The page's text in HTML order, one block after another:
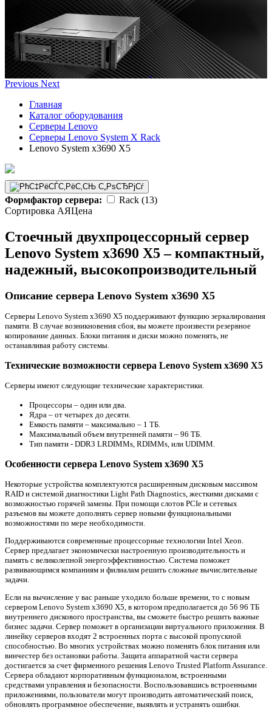
Previous Next
Главная
Каталог оборудования
Серверы Lenovo
Серверы Lenovo System X Rack
Lenovo System x3690 X5
Формфактор сервера:
Rack (13)
Сортировка АЯЦенa
Стоечный двухпроцессорный сервер
Lenovo System x3690 X5 – компактный,
надежный, высокопроизводительный
Описание сервера Lenovo System x3690 X5
Серверы Lenovo System x3690 X5 поддерживают функцию зеркалирования
памяти. В случае возникновения сбоя, вы можете произвести резервное
копирование данных. Блоки питания и диски можно поменять, не
останавливая работу системы.
Технические возможности сервера Lenovo System x3690 X5
Серверы имеют следующие технические характеристики.
Процессоры – один или два.
Ядра – от четырех до десяти.
Емкость памяти – максимально – 1 ТБ.
Максимальный объем внутренней памяти – 96 ТБ.
Тип памяти - DDR3 LRDIMMs, RDIMMs, или UDIMM.
Особенности сервера Lenovo System x3690 X5
Некоторые устройства комплектуются расширенным дисковым массивом
RAID и системой диагностики Light Path Diagnostics, жесткими дисками с
возможностью горячей замены. При помощи слотов PCIe и сетевых
разъемов вы можете дополнять сервер новыми функциональными
возможностями по мере необходимости.
Поддерживаются современные процессорные технологии Intel Xeon.
Сервер предлагает экономически настроенную производительность и
память с великолепной энергоэффективностью. Система поможет
развивающимся компаниям и филиалам решить сложные вычислительные
задачи.
Если на вычисление у вас раньше уходило больше времени, то с новым
сервером Lenovo System x3690 X5, в котором предполагается до 56 96 ТБ
внутреннего дискового пространства, вы сможете быстро решить важные
бизнес задачи. Сервер поможет в организации виртуального приложения. В
линейку серверов входят 2 встроенных порта с высокой пропускной
способностью. Во многих устройствах можно поменять блок питания или
винчестер без остановки работы. Защита аппаратной части сервера
достигается за счет фирменного решения Lenovo Trusted Platform Assurance.
Сервера обладают корпоративным функционалом, встроенными
средствами управления и безопасности. Воспользовавшись встроенными
приложениями, пользователи могут производить автоматический поиск,
обновлять программное обеспечение, выявлять и устранять ошибки.